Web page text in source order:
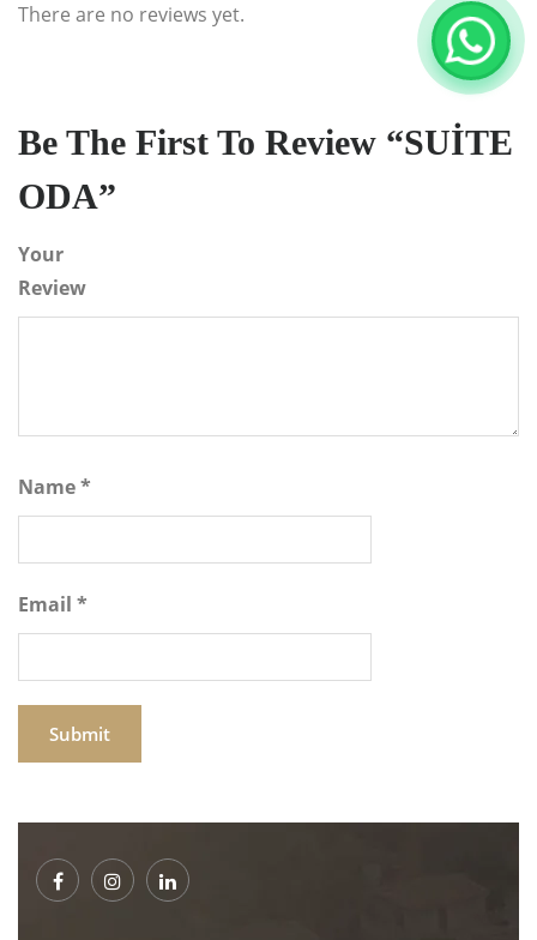
There are no reviews yet.
Be The First To Review “SUİTE
ODA”
Your
Review
Name*
Email *